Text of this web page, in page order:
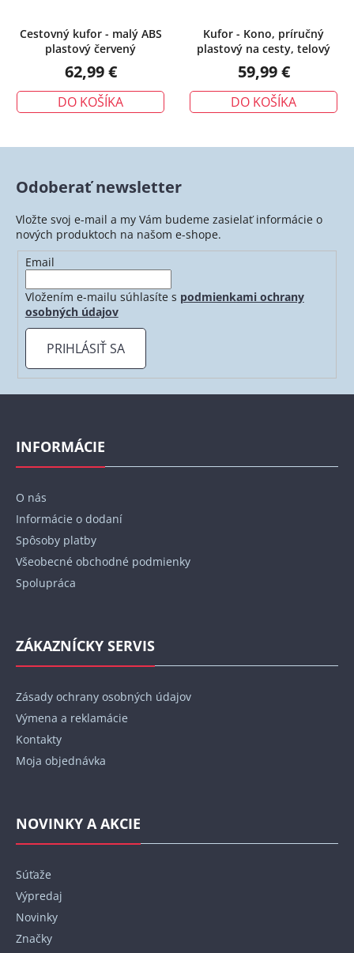
Cestovný kufor - malý ABS
plastový červený
62,99 €
DO KOŠÍKA
Kufor - Kono, príručný
plastový na cesty, telový
59,99 €
DO KOŠÍKA
Odoberať newsletter
Vložte svoj e-mail a my Vám budeme zasielať informácie o
nových produktoch na našom e-shope.
Email
Vložením e-mailu súhlasíte s podmienkami ochrany
osobných údajov
PRIHLÁSIŤ SA
Z
INFORMÁCIE
O nás
Informácie o dodaní
Spôsoby platby
Všeobecné obchodné podmienky
Spolupráca
ZÁKAZNÍCKY SERVIS
Zásady ochrany osobných údajov
Výmena a reklamácie
Kontakty
Moja objednávka
NOVINKY A AKCIE
Súťaže
Výpredaj
Novinky
Značky